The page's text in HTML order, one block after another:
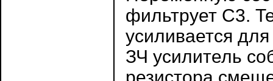
фильтрует С3.
усиливается
ЗЧ усилитель
резистора